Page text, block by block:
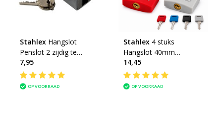
Stahlex Hangslot
Penslot 2 zijdig te
7,95
OP VOORRAAD
Stahlex 4 stuks
Hangslot 40mm
Gekleurd
14,45
OP VOORRAAD